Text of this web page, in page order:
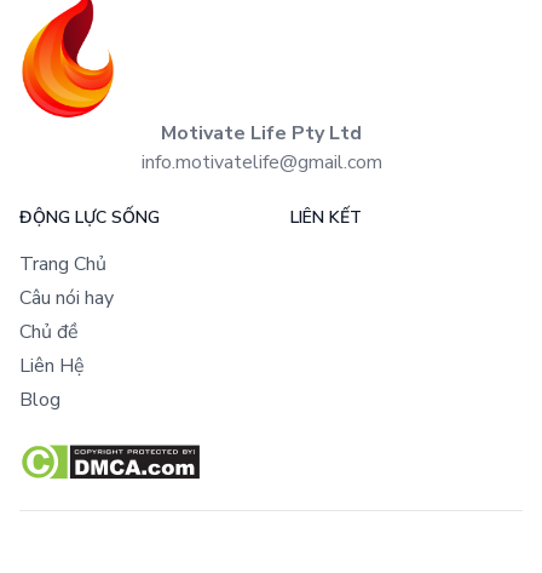
Motivate Life Pty Ltd
info.motivatelife@gmail.com
ĐỘNG LỰC SỐNG
Trang Chủ
Câu nói hay
Chủ đề
Liên Hệ
Blog
LIÊN KẾT